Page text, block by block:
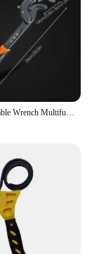
AIRAJ Adjustable Wrench Multifunctional Large Open Pipe Wrench Bathroom Stainless Steel Universal Adjustable Wrench